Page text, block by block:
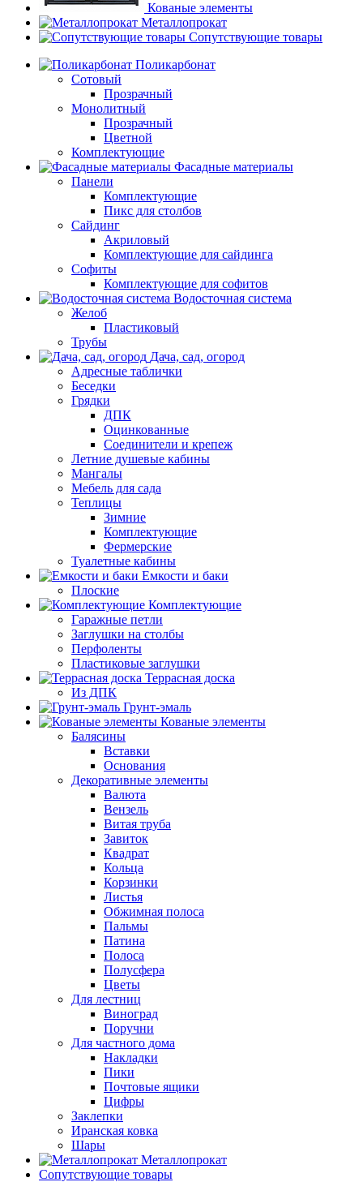
Кованые элементы
Металлопрокат
Сопутствующие товары
Поликарбонат
Сотовый
Прозрачный
Монолитный
Прозрачный
Цветной
Комплектующие
Фасадные материалы
Панели
Комплектующие
Пикс для столбов
Сайдинг
Акриловый
Комплектующие для сайдинга
Софиты
Комплектующие для софитов
Водосточная система
Желоб
Пластиковый
Трубы
Дача, сад, огород
Адресные таблички
Беседки
Грядки
ДПК
Оцинкованные
Соединители и крепеж
Летние душевые кабины
Мангалы
Мебель для сада
Теплицы
Зимние
Комплектующие
Фермерские
Туалетные кабины
Емкости и баки
Плоские
Комплектующие
Гаражные петли
Заглушки на столбы
Перфоленты
Пластиковые заглушки
Террасная доска
Из ДПК
Грунт-эмаль
Кованые элементы
Балясины
Вставки
Основания
Декоративные элементы
Валюта
Вензель
Витая труба
Завиток
Квадрат
Кольца
Корзинки
Листья
Обжимная полоса
Пальмы
Патина
Полоса
Полусфера
Цветы
Для лестниц
Виноград
Поручни
Для частного дома
Накладки
Пики
Почтовые ящики
Цифры
Заклепки
Иранская ковка
Шары
Металлопрокат
Сопутствующие товары